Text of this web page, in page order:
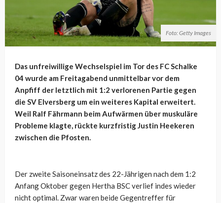
Foto: Getty Images
Das unfreiwillige Wechselspiel im Tor des FC Schalke
04 wurde am Freitagabend unmittelbar vor dem
Anpfiff der letztlich mit 1:2 verlorenen Partie gegen
die SV Elversberg um ein weiteres Kapital erweitert.
Weil Ralf Fährmann beim Aufwärmen über muskuläre
Probleme klagte, rückte kurzfristig Justin Heekeren
zwischen die Pfosten.
Der zweite Saisoneinsatz des 22-Jährigen nach dem 1:2
Anfang Oktober gegen Hertha BSC verlief indes wieder
nicht optimal. Zwar waren beide Gegentreffer für